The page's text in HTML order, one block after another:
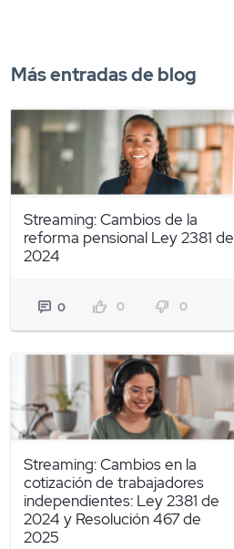
Más entradas de blog
Streaming: Cambios de la
reforma pensional Ley 2381 de
2024
0 0 0
Streaming: Cambios en la
cotización de trabajadores
independientes: Ley 2381 de
2024 y Resolución 467 de
2025